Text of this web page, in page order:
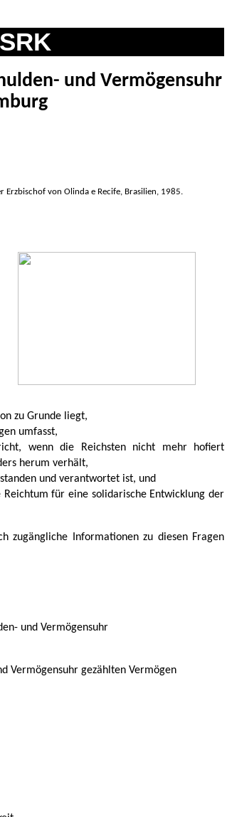
und Vermögensuhr
Erzbischof von Olinda e Recife, Brasilien, 1985.
zu Grunde liegt,
umfasst,
wenn die Reichsten nicht mehr hofiert
herum verhält,
und verantwortet ist, und
für eine solidarische Entwicklung der
zugängliche Informationen zu diesen Fragen
und Vermögensuhr
Vermögensuhr gezählten Vermögen